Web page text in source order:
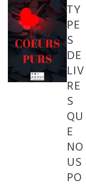
TY
PE
S
DE
LIV
RE
S
QU
E
NO
US
PO